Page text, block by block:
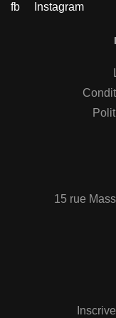
fb Instagram
15 rue